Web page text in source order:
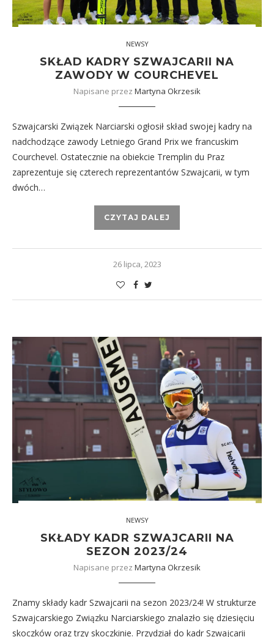
NEWSY
SKŁAD KADRY SZWAJCARII NA
ZAWODY W COURCHEVEL
Napisane przez Martyna Okrzesik
Szwajcarski Związek Narciarski ogłosił skład swojej kadry na
nadchodzące zawody Letniego Grand Prix we francuskim
Courchevel. Ostatecznie na obiekcie Tremplin du Praz
zaprezentuje się czterech reprezentantów Szwajcarii, w tym
dwóch…
CZYTAJ DALEJ
26 lipca, 2023
NEWSY
SKŁADY KADR SZWAJCARII NA
SEZON 2023/24
Napisane przez Martyna Okrzesik
Znamy składy kadr Szwajcarii na sezon 2023/24! W strukturze
Szwajcarskiego Związku Narciarskiego znalazło się dziesięciu
skoczków oraz trzy skoczkinie. Przydział do kadr Szwajcarii